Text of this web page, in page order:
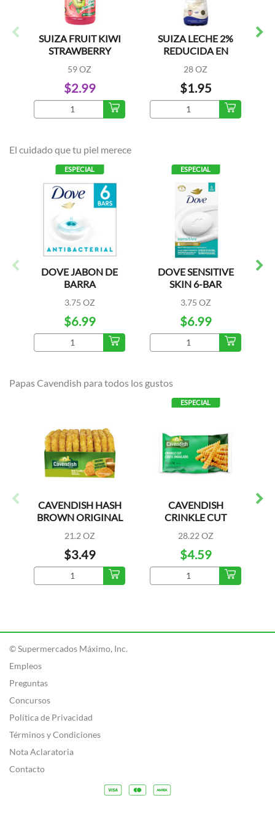
SUIZA FRUIT KIWI
STRAWBERRY
59 OZ
$2.99
SUIZA LECHE 2%
REDUCIDA EN
28 OZ
$1.95
El cuidado que tu piel merece
ESPECIAL
DOVE JABON DE
BARRA
6PK
3.75 OZ
$6.99
ESPECIAL
DOVE SENSITIVE
SKIN 6-BAR
3.75 OZ
$6.99
Papas Cavendish para todos los gustos
CAVENDISH HASH
BROWN ORIGINAL
21.2 OZ
$3.49
ESPECIAL
CAVENDISH
CRINKLE CUT
28.22 OZ
$4.59
© Supermercados Máximo, Inc.
Empleos
Preguntas
Concursos
Política de Privacidad
Términos y Condiciones
Nota Aclaratoria
Contacto